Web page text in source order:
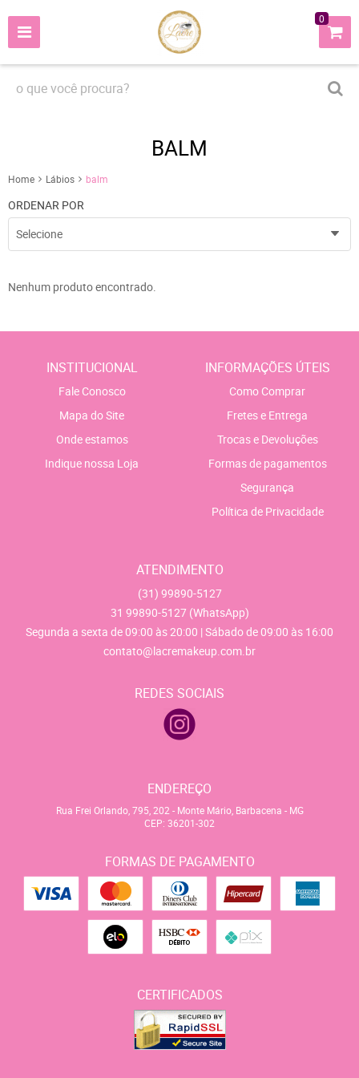
0
BALM
Home Lábios balm
ORDENAR POR
Selecione
Nenhum produto encontrado.
INSTITUCIONAL
Fale Conosco
Mapa do Site
Onde estamos
Indique nossa Loja
INFORMAÇÕES ÚTEIS
Como Comprar
Fretes e Entrega
Trocas e Devoluções
Formas de pagamentos
Segurança
Política de Privacidade
ATENDIMENTO
(31) 99890-5127
31 99890-5127 (WhatsApp)
Segunda a sexta de 09:00 às 20:00 | Sábado de 09:00 às 16:00
contato@lacremakeup.com.br
REDES SOCIAIS
ENDEREÇO
Rua Frei Orlando, 795, 202 - Monte Mário, Barbacena - MG
CEP: 36201-302
FORMAS DE PAGAMENTO
CERTIFICADOS